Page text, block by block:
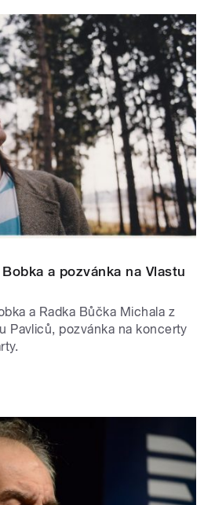
a pozvánka na Vlastu
a Radka Bůčka Michala z
Pavliců, pozvánka na koncerty